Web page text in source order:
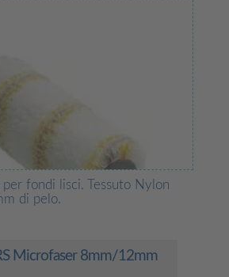
per fondi lisci. Tessuto Nylon
di pelo.
Microfaser 8mm/12mm